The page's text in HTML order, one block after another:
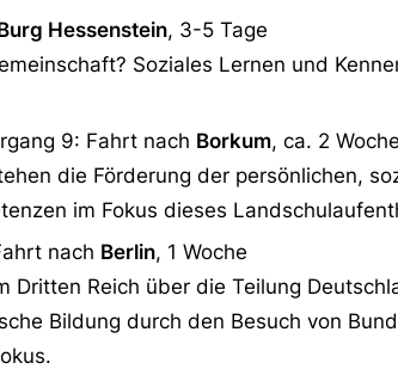
Hessenstein, 3-5 Tage
Soziales Lernen und
9: Fahrt nach Borkum, ca. 2
die Förderung der persönlichen,
im Fokus dieses
nach Berlin, 1 Woche
Dritten Reich über die Teilung
Bildung durch den Besuch von